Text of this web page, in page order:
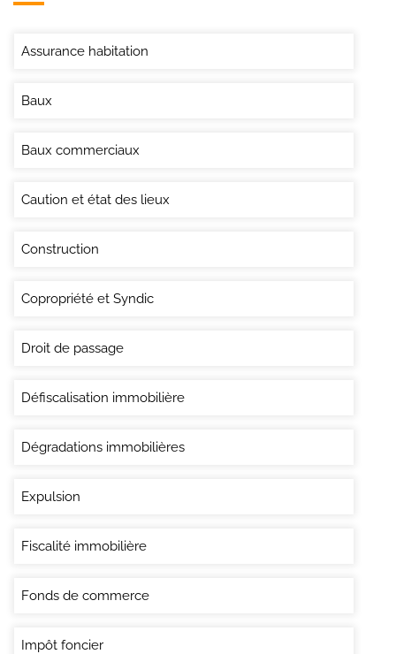
Assurance habitation
Baux
Baux commerciaux
Caution et état des lieux
Construction
Copropriété et Syndic
Droit de passage
Défiscalisation immobilière
Dégradations immobilières
Expulsion
Fiscalité immobilière
Fonds de commerce
Impôt foncier